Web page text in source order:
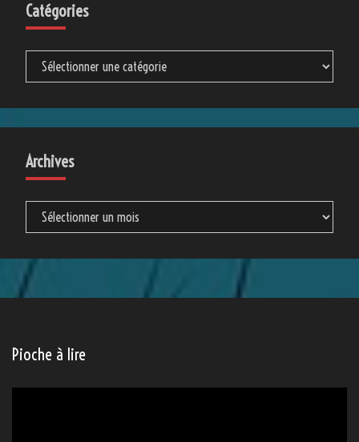
Catégories
Catégories
Archives
Archives
Pioche à lire